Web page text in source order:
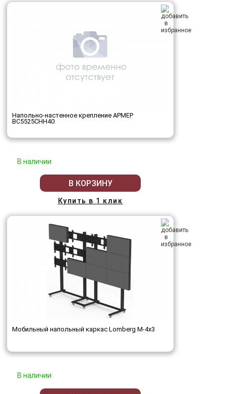
Напольно-настенное крепление АРМЕР
ВС5525СНН40
В наличии
В КОРЗИНУ
Купить в 1 клик
Мобильный напольный каркас Lomberg M-4х3
В наличии